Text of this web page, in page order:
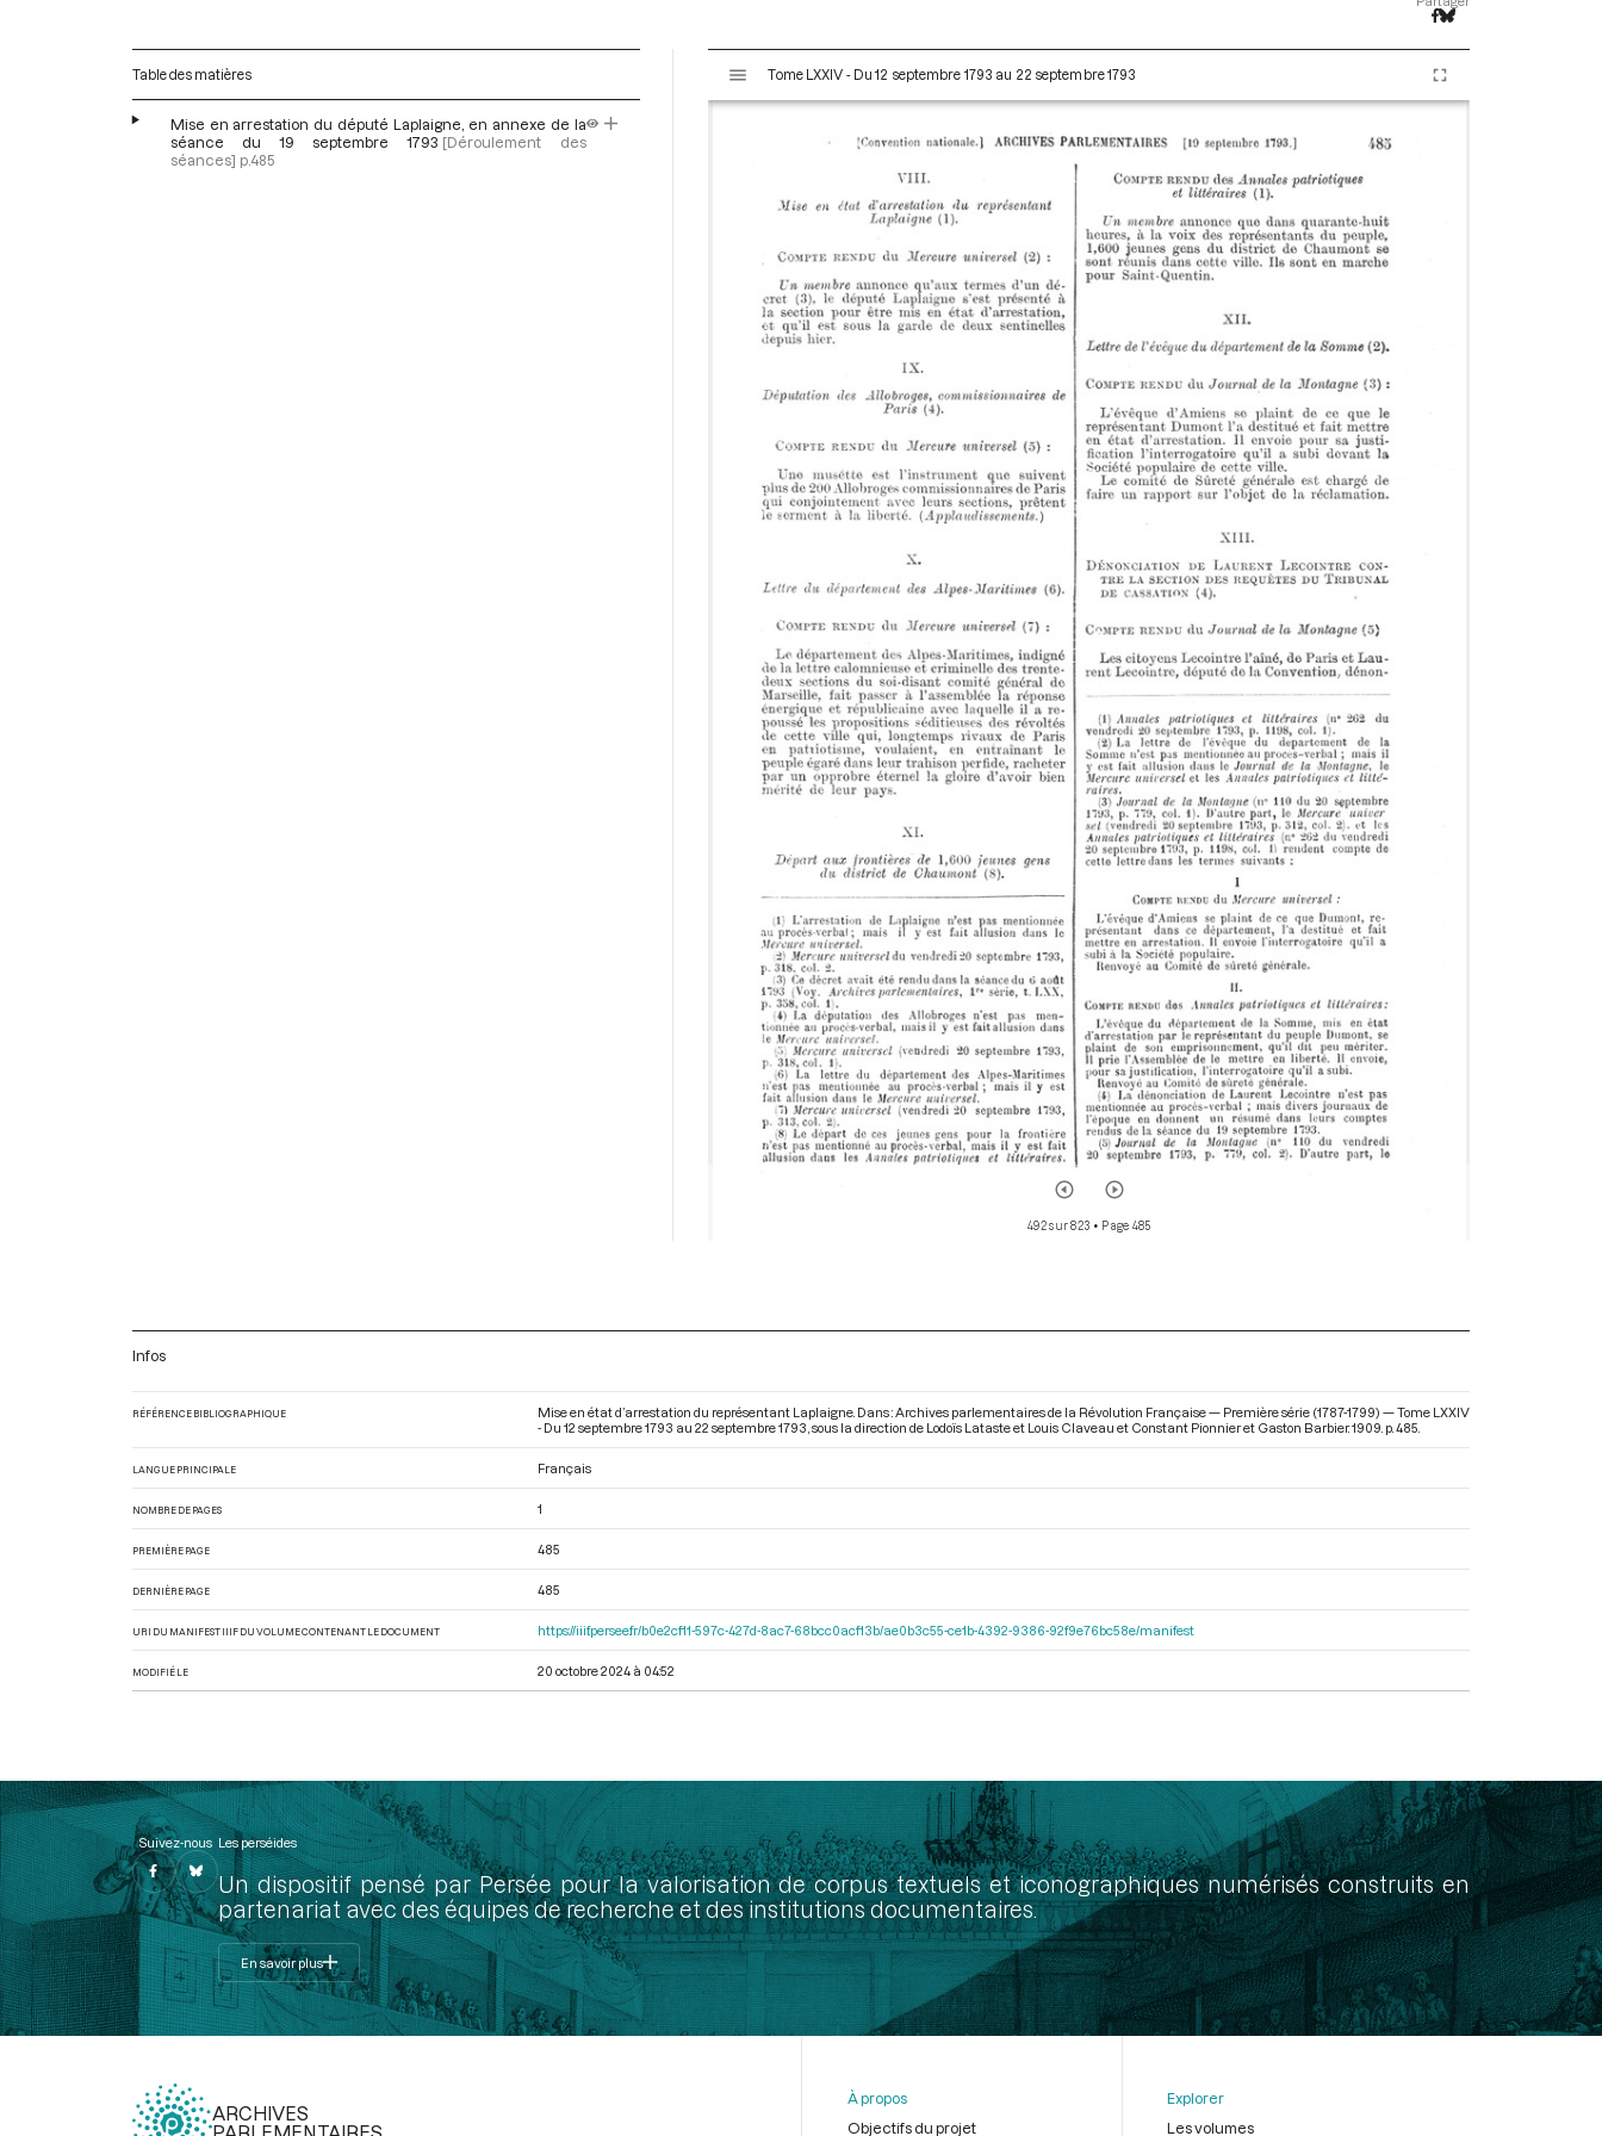
Table des matières
Mise en arrestation du député Laplaigne, en annexe de la
séance du 19 septembre 1793 [Déroulement des
séances] p.485
s
Tome LXXIV - Du 12 septembre 1793 au 22 septembre 1793
492 sur 823 • Page 485
Infos
RÉFÉRENCE BIBLIOGRAPHIQUE
Mise en état d’arrestation du représentant Laplaigne. Dans : Archives parlementaires de la Révolution Française — Première série (1787-1799) — Tome LXXIV
- Du 12 septembre 1793 au 22 septembre 1793 , sous la direction de Lodoïs Lataste et Louis Claveau et Constant Pionnier et Gaston Barbier. 1909. p. 485.
LANGUE PRINCIPALE Français
NOMBRE DE PAGES 1
PREMIÈRE PAGE 485
DERNIÈRE PAGE 485
URI DU MANIFEST IIIF DU VOLUME CONTENANT LE DOCUMENT https://iiif.persee.fr/b0e2cf11-597c-427d-8ac7-68bcc0acf13b/ae0b3c55-ce1b-4392-9386-92f9e76bc58e/manifest
MODIFIÉ LE 20 octobre 2024 à 04:52
Suivez-nous Les perséides
Un dispositif pensé par Persée pour la valorisation de corpus textuels et iconographiques numérisés construits en
partenariat avec des équipes de recherche et des institutions documentaires.
En savoir plus
ARCHIVES
À propos
Objectifs du projet
Explorer
Les volumes